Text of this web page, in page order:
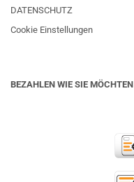
DATENSCHUTZ
Cookie Einstellungen
BEZAHLEN WIE SIE MÖCHTEN